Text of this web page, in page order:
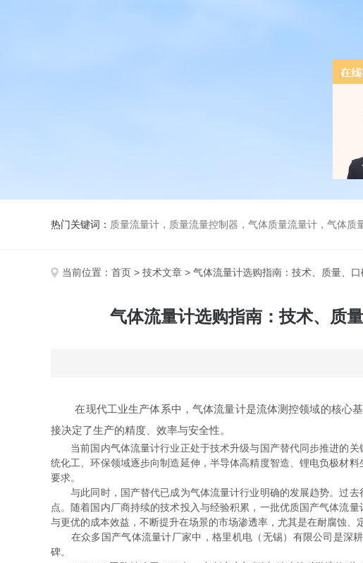
热门关键词： 质量流量计，质量流量控制器，气体质量流量计，气体质
当前位置： 首页 > 技术文章 > 气体流量计选购指南：技术、质量、
气体流量计选购指南：技术、质
在现代工业生产体系中，气体流量计是流体测控领域的核心基
接决定了生产的精度、效率与安全性。
当前国内气体流量计行业正处于技术升级与国产替代同步推进的关
统化工、环保领域逐步向制造延伸，半导体高精度智造、锂电负极材
要求。
与此同时，国产替代已成为气体流量计行业明确的发展趋势。过去
点。随着国内厂商持续的技术投入与经验积累，一批优质国产气体流
与更优的成本效益，不断提升在场景的市场渗透率，尤其是在耐腐蚀、
在众多国产气体流量计厂家中，格里机电（无锡）有限公司是深耕
碑。